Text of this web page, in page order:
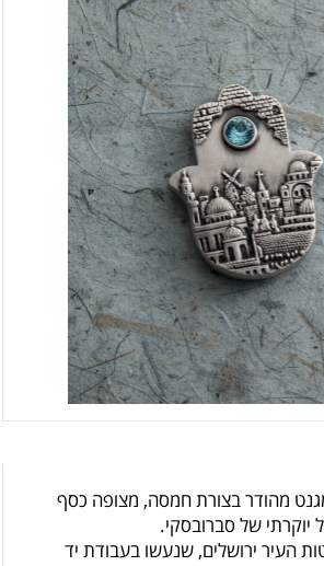
מהודר בצורת חמסה, מצופה כסף
יוקרתי של סברובסקי.
העיר ירושלים, שנעשו בעבודת יד